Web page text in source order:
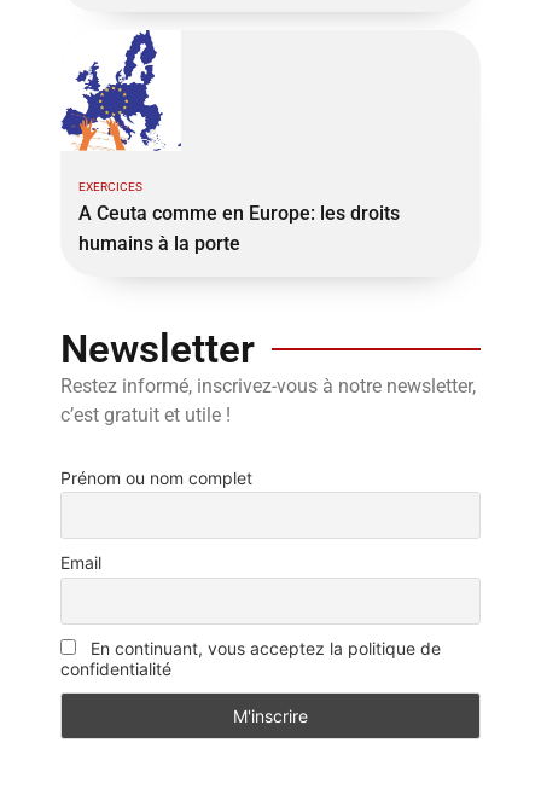
EXERCICES
A Ceuta comme en Europe: les droits
humains à la porte
Newsletter
Restez informé, inscrivez-vous à notre newsletter,
c’est gratuit et utile !
Prénom ou nom complet
Email
En continuant, vous acceptez la politique de
confidentialité